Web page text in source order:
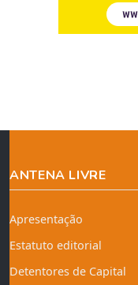
ANTENA LIVRE
Apresentação
Estatuto editorial
Detentores de Capital